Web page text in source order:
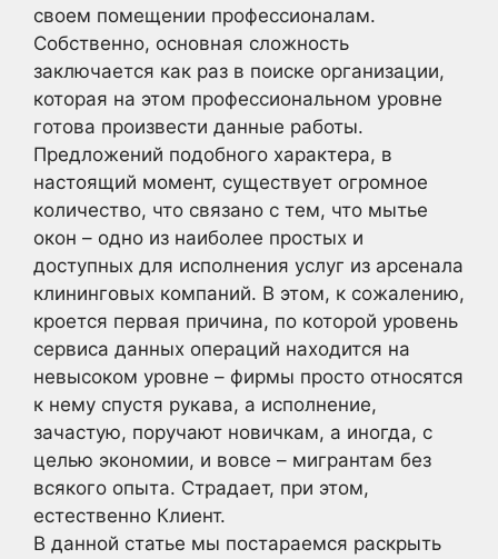
своем помещении профессионалам.
Собственно, основная сложность
заключается как раз в поиске организации,
которая на этом профессиональном уровне
готова произвести данные работы.
Предложений подобного характера, в
настоящий момент, существует огромное
количество, что связано с тем, что мытье
окон – одно из наиболее простых и
доступных для исполнения услуг из арсенала
клининговых компаний. В этом, к сожалению,
кроется первая причина, по которой уровень
сервиса данных операций находится на
невысоком уровне – фирмы просто относятся
к нему спустя рукава, а исполнение,
зачастую, поручают новичкам, а иногда, с
целью экономии, и вовсе – мигрантам без
всякого опыта. Страдает, при этом,
естественно Клиент.
В данной статье мы постараемся раскрыть